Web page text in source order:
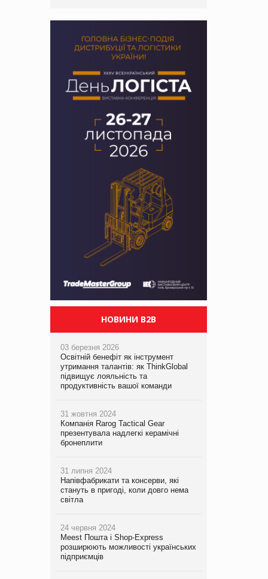
НОВИНИ B2B
03 березня 2026
Освітній бенефіт як інструмент
утримання талантів: як ThinkGlobal
підвищує лояльність та
продуктивність вашої команди
31 жовтня 2024
Компанія Rarog Tactical Gear
презентувала надлегкі керамічні
бронеплити
31 липня 2024
Напівфабрикати та консерви, які
стануть в пригоді, коли довго нема
світла
24 червня 2024
Meest Пошта і Shop-Express
розширюють можливості українських
підприємців